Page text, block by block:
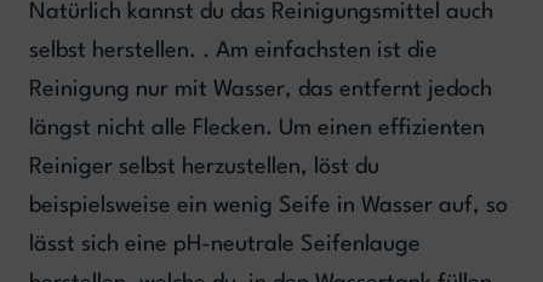
Natürlich kannst du das Reinigungsmittel auch
selbst herstellen. . Am einfachsten ist die
Reinigung nur mit Wasser, das entfernt jedoch
längst nicht alle Flecken. Um einen effizienten
Reiniger selbst herzustellen, löst du
beispielsweise ein wenig Seife in Wasser auf, so
lässt sich eine pH-neutrale Seifenlauge